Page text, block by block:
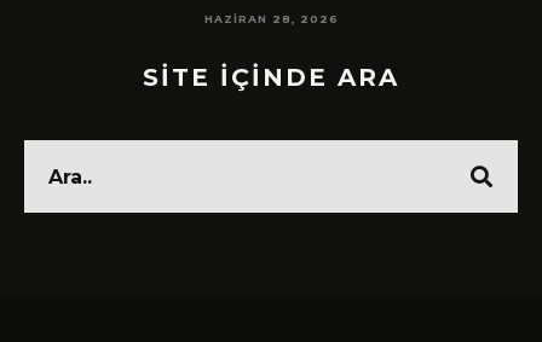
HAZIRAN 28, 2026
SİTE İÇİNDE ARA